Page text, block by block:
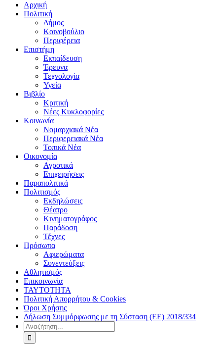
Αρχική
Πολιτική
Δήμος
Κοινοβούλιο
Περιφέρεια
Επιστήμη
Εκπαίδευση
Έρευνα
Τεχνολογία
Υγεία
Βιβλίο
Κριτική
Νέες Κυκλοφορίες
Κοινωνία
Νομαρχιακά Νέα
Περιφερειακά Νέα
Τοπικά Νέα
Οικονομία
Αγροτικά
Επιχειρήσεις
Παραπολιτικά
Πολιτισμός
Εκδηλώσεις
Θέατρο
Κινηματογράφος
Παράδοση
Τέχνες
Πρόσωπα
Αφιερώματα
Συνεντεύξεις
Αθλητισμός
Επικοινωνία
ΤΑΥΤΟΤΗΤΑ
Πολιτική Απορρήτου & Cookies
Όροι Χρήσης
Δήλωση Συμμόρφωσης με τη Σύσταση (ΕΕ) 2018/334
Αναζήτηση
για: